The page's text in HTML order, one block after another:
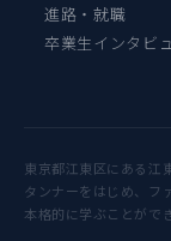
進路・就職
卒業生インタビ
東京都江東区にある江
タンナーをはじめ、フ
本格的に学ぶことがで